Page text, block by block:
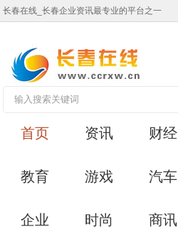
长春在线_长春企业资讯最专业的平台之一
首页 资讯 财经
教育 游戏 汽车
企业 时尚 商讯